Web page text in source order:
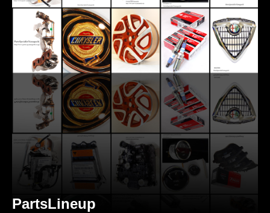
PartsLineup